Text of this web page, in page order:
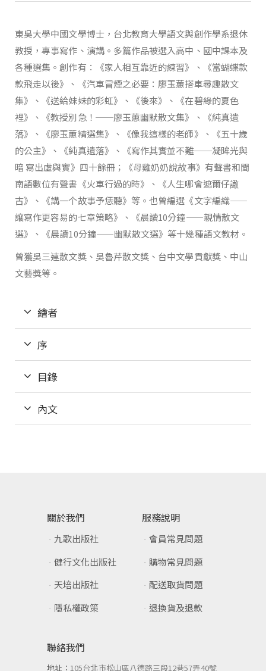
東吳大學中國文學博士，台北教育大學語文與創作學系退休
教授，專事寫作、演講。多篇作品被選入高中、國中課本及
各種選集。創作有：《家人相互靠近的練習》、《當蝴蝶款
款飛走以後》、《汽車冒煙之必要：廖玉蕙搭車尋趣散文
集》、《送給妹妹的彩虹》、《後來》、《在碧綠的夏色
裡》、《教授別急！──廖玉蕙幽默散文集》、《純真遺
落》、《廖玉蕙精選集》、《像我這樣的老師》、《五十歲
的公主》、《純真遺落》、《寫作其實並不難──凝眸光與
暗 寫出虛與實》四十餘冊；《母雞奶奶說故事》有聲書和閩
南語數位有聲書《火車行過的時》、《人生哪會遮爾仔譀
古》、《講一个故事予恁聽》等。也曾編選《文字編織——
讓寫作更容易的七章策略》、《晨讀10分鐘——親情散文
選》、《晨讀10分鐘——幽默散文選》等十幾種語文教材。
曾獲吳三連散文獎、吳魯芹散文獎、台中文學貢獻獎、中山
文藝獎等。
繪者
序
目錄
內文
關於我們
九歌出版社
健行文化出版社
天培出版社
隱私權政策
服務說明
會員常見問題
購物常見問題
配送取貨問題
退換貨及退款
聯絡我們
地址：105台北市松山區八德路三段12巷57弄40號